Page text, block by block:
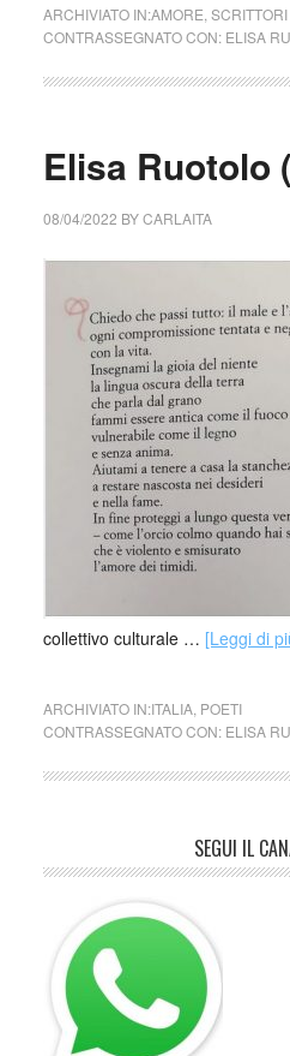
ARCHIVIATO IN:AMORE SCRITTORI
CONTRASSEGNATO CON: ELISA
Elisa Ruotolo
08/04/2022 BYCARLAITA
collettivo culturale … [Leggi di
ARCHIVIATO IN:ITALIA, POETI
CONTRASSEGNATO CON: ELISA
SEGUI IL